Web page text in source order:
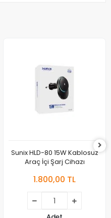
Sunix HLD-80 15W Kablosuz
Araç İçi Şarj Cihazı
1.800,00 TL